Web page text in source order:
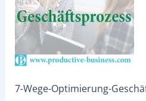
7-Wege-Optimierung-